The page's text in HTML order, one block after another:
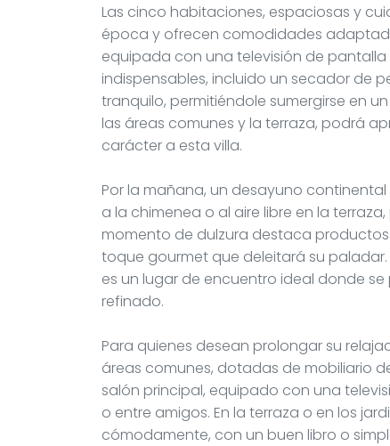
Las cinco habitaciones, espaciosas y
época y ofrecen comodidades
equipada con una televisión de
indispensables, incluido un secador de
tranquilo, permitiéndole sumergirse en
las áreas comunes y la terraza, podrá
carácter a esta villa.
Por la mañana, un desayuno
a la chimenea o al aire libre en la
momento de dulzura destaca
toque gourmet que deleitará su
es un lugar de encuentro ideal donde
refinado.
Para quienes desean prolongar su
áreas comunes, dotadas de mobiliario
salón principal, equipado con una
o entre amigos. En la terraza o en los
cómodamente, con un buen libro o